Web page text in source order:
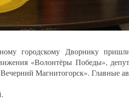
городскому Дворнику
«Волонтёры Победы»,
Магнитогорск». Главные